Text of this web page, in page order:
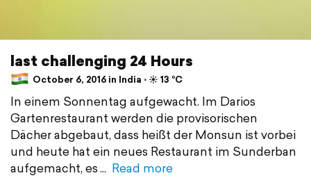
last challenging 24 Hours
October 6, 2016 in India ⋅ ☀️ 13 °C
In einem Sonnentag aufgewacht. Im Darios
Gartenrestaurant werden die provisorischen
Dächer abgebaut, dass heißt der Monsun ist vorbei
und heute hat ein neues Restaurant im Sunderban
aufgemacht, es
Read more